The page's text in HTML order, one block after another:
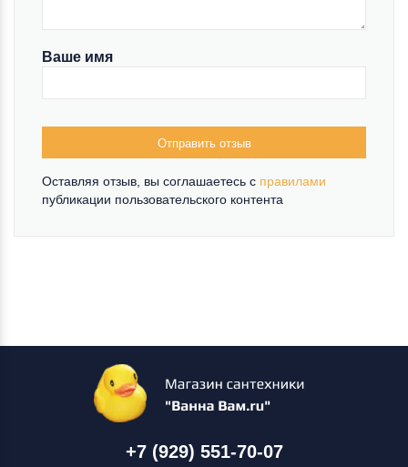
Ваше имя
Отправить отзыв
Оставляя отзыв, вы соглашаетесь c правилами
публикации пользовательского контента
+7 (929) 551-70-07